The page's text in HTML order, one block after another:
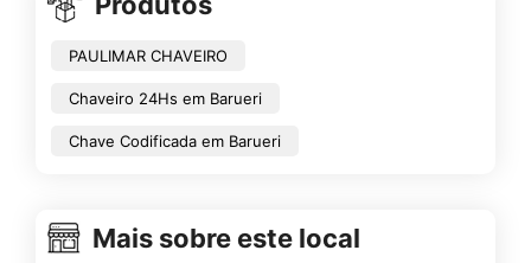
PAULIMAR CHAVEIRO
Chaveiro 24Hs em Barueri
Chave Codificada em Barueri
Mais sobre este local